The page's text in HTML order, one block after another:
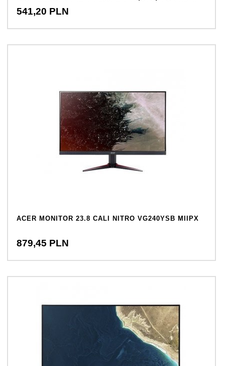
541,20 PLN
ACER MONITOR 23.8 CALI NITRO VG240YSB MIIPX
879,45 PLN